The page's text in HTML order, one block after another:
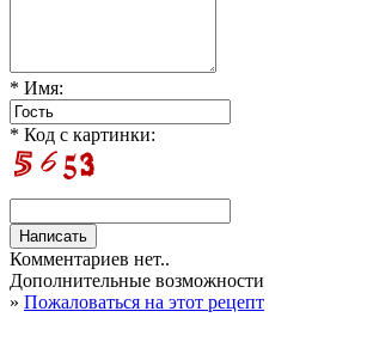
* Имя:
* Код с картинки:
Комментариев нет..
Дополнительные возможности
» Пожаловаться на этот рецепт